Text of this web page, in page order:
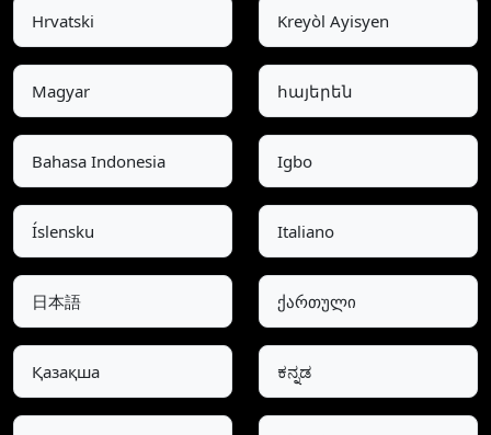
Hrvatski Kreyòl Ayisyen
Magyar հայերեն
Bahasa Indonesia Igbo
Íslensku Italiano
日本語 ქართული
Қазақша ಕನ್ನಡ